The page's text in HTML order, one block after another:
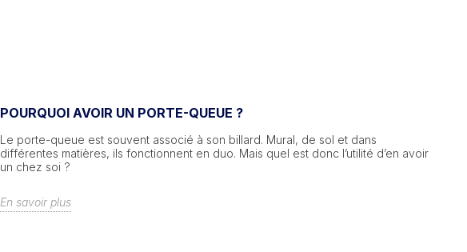
POURQUOI AVOIR UN PORTE-QUEUE ?
Le porte-queue est souvent associé à son billard. Mural, de sol et dans
différentes matières, ils fonctionnent en duo. Mais quel est donc l’utilité d’en avoir
un chez soi ?
En savoir plus